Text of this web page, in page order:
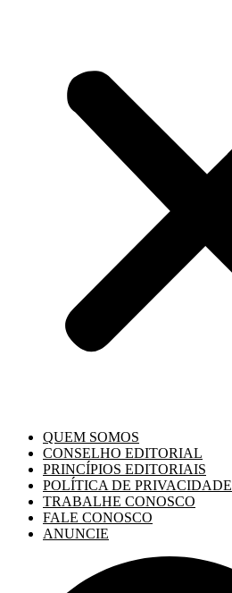
QUEM SOMOS
CONSELHO EDITORIAL
PRINCÍPIOS EDITORIAIS
POLÍTICA DE PRIVACIDADE
TRABALHE CONOSCO
FALE CONOSCO
ANUNCIE